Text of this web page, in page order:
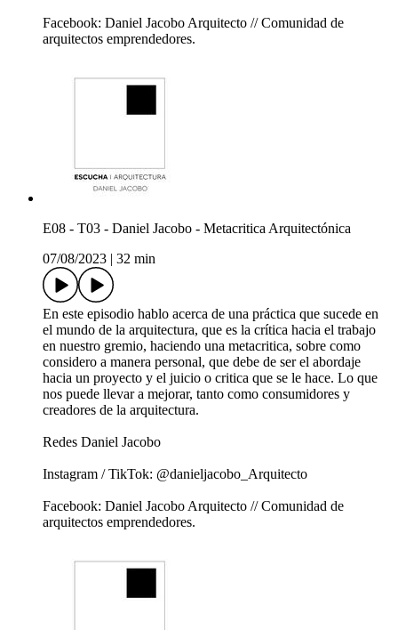
Facebook: Daniel Jacobo Arquitecto // Comunidad de
arquitectos emprendedores.
E08 - T03 - Daniel Jacobo - Metacritica Arquitectónica
07/08/2023
32 min
En este episodio hablo acerca de una práctica que sucede en
el mundo de la arquitectura, que es la crítica hacia el trabajo
en nuestro gremio, haciendo una metacritica, sobre como
considero a manera personal, que debe de ser el abordaje
hacia un proyecto y el juicio o critica que se le hace. Lo que
nos puede llevar a mejorar, tanto como consumidores y
creadores de la arquitectura.
Redes Daniel Jacobo
Instagram / TikTok: @danieljacobo_Arquitecto
Facebook: Daniel Jacobo Arquitecto // Comunidad de
arquitectos emprendedores.